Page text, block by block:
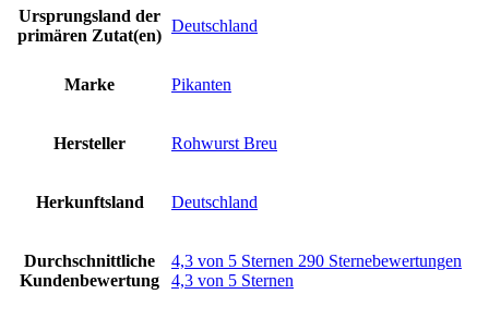
Ursprungsland der
primären Zutat(en)
‎Deutschland
Marke ‎Pikanten
Hersteller ‎Rohwurst Breu
Herkunftsland ‎Deutschland
Durchschnittliche
Kundenbewertung
4,3 von 5 Sternen 290 Sternebewertungen
4,3 von 5 Sternen